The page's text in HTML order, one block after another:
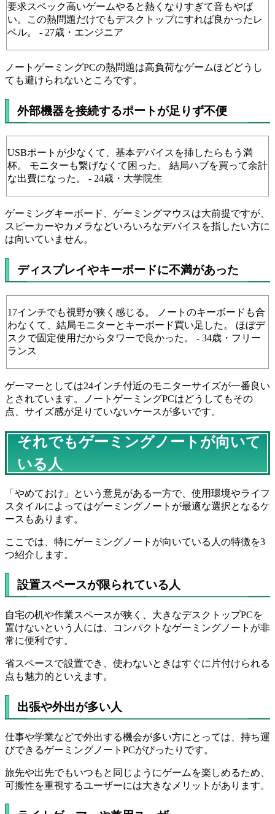
要求スペック高いゲームやると熱くなりすぎて音もやば
い。この熱問題だけでもデスクトップにすれば良かったレ
ベル。 - 27歳・エンジニア
ノートゲーミングPCの熱問題は高負荷なゲームほどどうし
ても避けられないところです。
外部機器を接続するポートが足りず不便
USBポートが少なくて、基本デバイスを挿したらもう満
杯。 モニターも繋げなくて困った。 結局ハブを買って余計
な出費になった。 - 24歳・大学院生
ゲーミングキーボード、ゲーミングマウスは大前提ですが、
スピーカーやカメラなどいろいろなデバイスを指したい方に
は向いていません。
ディスプレイやキーボードに不満があった
17インチでも視野が狭く感じる。 ノートのキーボードも合
わなくて、結局モニターとキーボード買い足した。 ほぼデ
スクで固定使用だからタワーで良かった。 - 34歳・フリー
ランス
ゲーマーとしては24インチ付近のモニターサイズが一番良い
とされています。ノートゲーミングPCはどうしてもその
点、サイズ感が足りていないケースが多いです。
それでもゲーミングノートが向いて
いる人
「やめておけ」という意見がある一方で、使用環境やライフ
スタイルによってはゲーミングノートが最適な選択となるケ
ースもあります。
ここでは、特にゲーミングノートが向いている人の特徴を3
つ紹介します。
設置スペースが限られている人
自宅の机や作業スペースが狭く、大きなデスクトップPCを
置けないという人には、コンパクトなゲーミングノートが非
常に便利です。
省スペースで設置でき、使わないときはすぐに片付けられる
点も魅力的といえます。
出張や外出が多い人
仕事や学業などで外出する機会が多い方にとっては、持ち運
びできるゲーミングノートPCがぴったりです。
旅先や出先でもいつもと同じようにゲームを楽しめるため、
可搬性を重視するユーザーには大きなメリットがあります。